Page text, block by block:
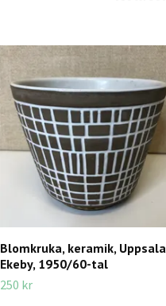
Blomkruka, keramik, Uppsala
Ekeby, 1950/60-tal
250 kr